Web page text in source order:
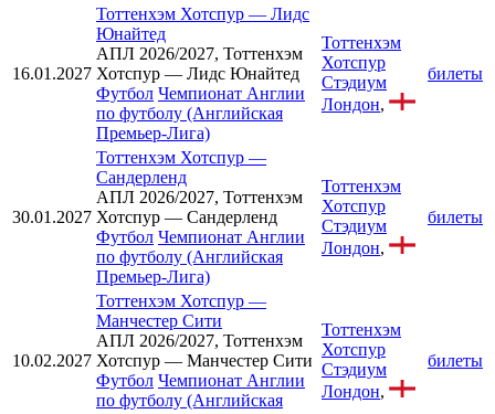
16.01.2027
Тоттенхэм Хотспур — Лидс
Юнайтед
АПЛ 2026/2027, Тоттенхэм
Хотспур — Лидс Юнайтед
Футбол Чемпионат Англии
по футболу (Английская
Премьер-Лига)
Тоттенхэм
Хотспур
Стэдиум
Лондон,
билеты
30.01.2027
Тоттенхэм Хотспур —
Сандерленд
АПЛ 2026/2027, Тоттенхэм
Хотспур — Сандерленд
Футбол Чемпионат Англии
по футболу (Английская
Премьер-Лига)
Тоттенхэм
Хотспур
Стэдиум
Лондон,
билеты
10.02.2027
Тоттенхэм Хотспур —
Манчестер Сити
АПЛ 2026/2027, Тоттенхэм
Хотспур — Манчестер Сити
Футбол Чемпионат Англии
по футболу (Английская
Тоттенхэм
Хотспур
Стэдиум
Лондон,
билеты